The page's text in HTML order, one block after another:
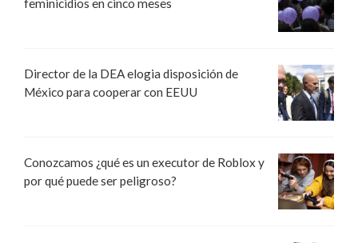
feminicidios en cinco meses
Director de la DEA elogia disposición de
México para cooperar con EEUU
Conozcamos ¿qué es un executor de Roblox y
por qué puede ser peligroso?